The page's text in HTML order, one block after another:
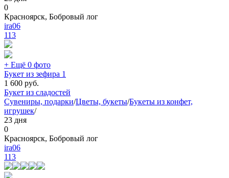
0
Красноярск, Бобровый лог
ira06
113
+ Ещё 0 фото
Букет из зефира 1
1 600 руб.
Букет из сладостей
Сувениры, подарки/Цветы, букеты/Букеты из конфет,
игрушек/
23 дня
0
Красноярск, Бобровый лог
ira06
113